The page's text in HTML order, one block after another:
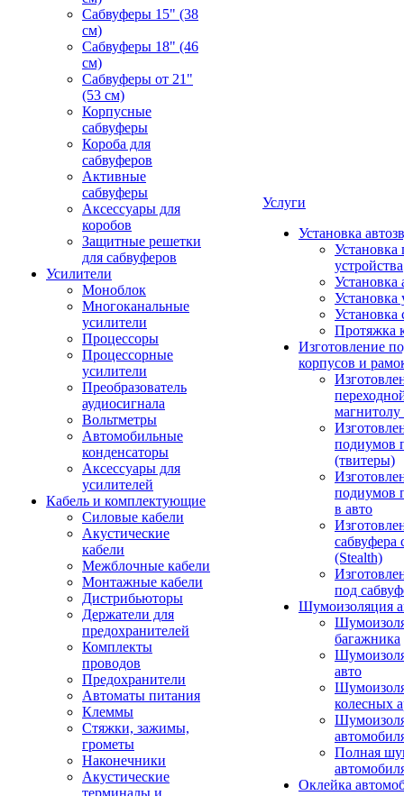
Сабвуферы 15" (38
см)
Сабвуферы 18" (46
см)
Сабвуферы от 21"
(53 см)
Корпусные
сабвуферы
Короба для
сабвуферов
Активные
сабвуферы
Аксессуары для
коробов
Защитные решетки
для сабвуферов
Усилители
Моноблок
Многоканальные
усилители
Процессоры
Процессорные
усилители
Преобразователь
аудиосигнала
Вольтметры
Автомобильные
конденсаторы
Аксессуары для
усилителей
Кабель и комплектующие
Силовые кабели
Акустические
кабели
Межблочные кабели
Монтажные кабели
Дистрибьюторы
Держатели для
предохранителей
Комплекты
проводов
Предохранители
Автоматы питания
Клеммы
Стяжки, зажимы,
грометы
Наконечники
Акустические
терминалы и
Услуги
Установка
Установка
устройства
Установка
Установка
Установка
Протяжка
Изготовление
корпусов и
подиумов
(твитеры)
подиумов
в авто
сабвуфера
(Stealth)
под
Шумоизоляция
багажника
авто
колесных
Полная
Оклейка